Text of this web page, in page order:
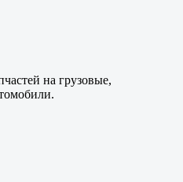
на грузовые,